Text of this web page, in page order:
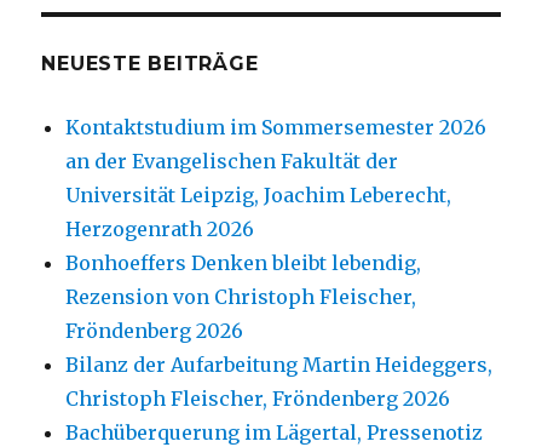
NEUESTE BEITRÄGE
Kontaktstudium im Sommersemester 2026
an der Evangelischen Fakultät der
Universität Leipzig, Joachim Leberecht,
Herzogenrath 2026
Bonhoeffers Denken bleibt lebendig,
Rezension von Christoph Fleischer,
Fröndenberg 2026
Bilanz der Aufarbeitung Martin Heideggers,
Christoph Fleischer, Fröndenberg 2026
Bachüberquerung im Lägertal, Pressenotiz